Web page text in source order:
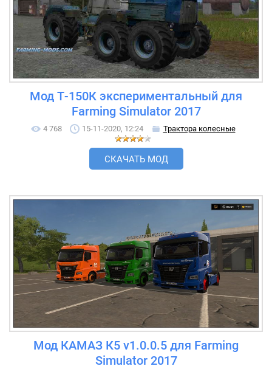
Мод Т-150К экспериментальный для
Farming Simulator 2017
4 768 15-11-2020, 12:24 Трактора колесные
СКАЧАТЬ МОД
Мод КАМАЗ К5 v1.0.0.5 для Farming
Simulator 2017